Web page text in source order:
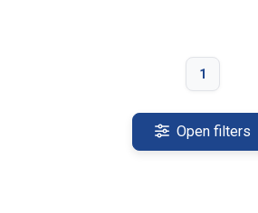
1
Open filters